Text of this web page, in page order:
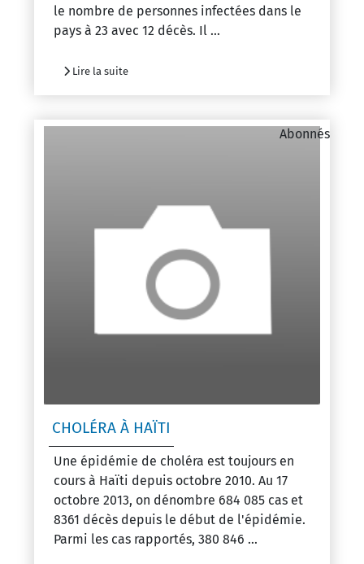
le nombre de personnes infectées dans le
pays à 23 avec 12 décès. Il ...
Lire la suite
Abonnés
CHOLÉRA À HAÏTI
Une épidémie de choléra est toujours en
cours à Haïti depuis octobre 2010. Au 17
octobre 2013, on dénombre 684 085 cas et
8361 décès depuis le début de l'épidémie.
Parmi les cas rapportés, 380 846 ...